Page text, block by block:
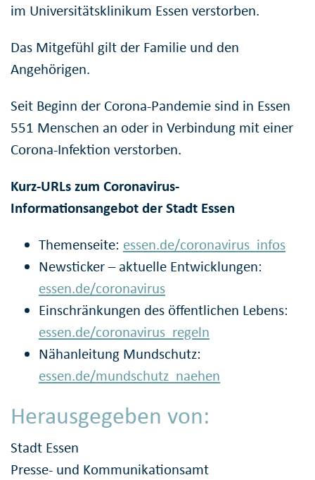
im Universitätsklinikum Essen verstorben.
Das Mitgefühl gilt der Familie und den
Angehörigen.
Seit Beginn der Corona-Pandemie sind in Essen
551 Menschen an oder in Verbindung mit einer
Corona-Infektion verstorben.
Kurz-URLs zum Coronavirus-
Informationsangebot der Stadt Essen
Themenseite: essen.de/coronavirus_infos
Newsticker – aktuelle Entwicklungen:
essen.de/coronavirus
Einschränkungen des öffentlichen Lebens:
essen.de/coronavirus_regeln
Nähanleitung Mundschutz:
essen.de/mundschutz_naehen
Herausgegeben von:
Stadt Essen
Presse- und Kommunikationsamt